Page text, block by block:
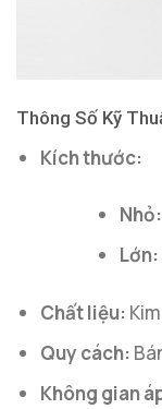
Thông Số Kỹ
Kích thước:
Nhỏ:
Lớn:
Chất liệu:
Quy cách:
Không gian